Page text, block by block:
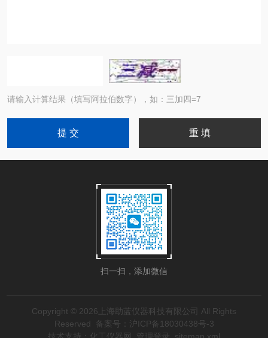
请输入计算结果（填写阿拉伯数字），如：三加四=7
扫一扫，添加微信
Copyright © 2026上海助蓝仪器科技有限公司 All Rights
Reserved
备案号：沪ICP备18030438号-3